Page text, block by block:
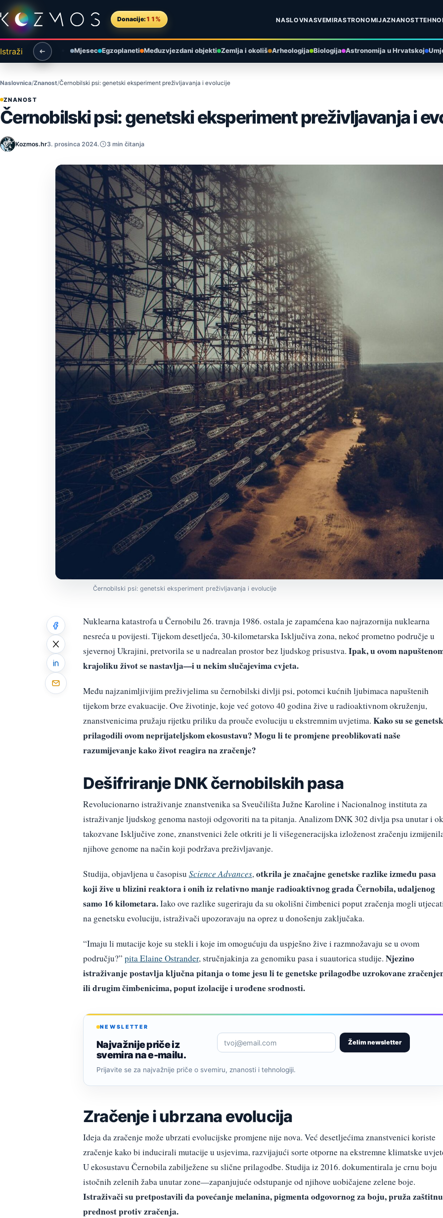
Preskoči na sadržaj
Donacije: 11% NASLOVNASVEMIRASTRONOMIJAZNANOST
Istraži Mjesec Egzoplaneti Međuzvjezdani objekti Zemlja i okoliš Arheologija Biologija Astronomija u Hrvatskoj
Naslovnica Znanost Černobilski psi: genetski eksperiment preživljavanja i evolucije
ZNANOST
Černobilski psi: genetski eksperiment preživljavanja i
Kozmos.hr3. prosinca 2024. 3 min čitanja
Černobilski psi: genetski eksperiment preživljavanja i evolucije
Nuklearna katastrofa u Černobilu 26. travnja 1986. ostala je zapamćena kao najrazornija nuklearna
nesreća u povijesti. Tijekom desetljeća, 30-kilometarska Isključiva zona, nekoć prometno područje u
sjevernoj Ukrajini, pretvorila se u nadrealan prostor bez ljudskog prisustva. Ipak, u ovom
krajoliku život se nastavlja—i u nekim slučajevima cvjeta.
Među najzanimljivijim preživjelima su černobilski divlji psi, potomci kućnih ljubimaca napuštenih
tijekom brze evakuacije. Ove životinje, koje već gotovo 40 godina žive u radioaktivnom okruženju,
znanstvenicima pružaju rijetku priliku da prouče evoluciju u ekstremnim uvjetima. Kako su se
prilagodili ovom neprijateljskom ekosustavu? Mogu li te promjene preoblikovati naše
razumijevanje kako život reagira na zračenje?
Dešifriranje DNK černobilskih pasa
Revolucionarno istraživanje znanstvenika sa Sveučilišta Južne Karoline i Nacionalnog instituta za
istraživanje ljudskog genoma nastoji odgovoriti na ta pitanja. Analizom DNK 302 divlja psa unutar i
takozvane Isključive zone, znanstvenici žele otkriti je li višegeneracijska izloženost zračenju
njihove genome na način koji podržava preživljavanje.
Studija, objavljena u časopisu Science Advances,otkrila je značajne genetske razlike između pasa
koji žive u blizini reaktora i onih iz relativno manje radioaktivnog grada Černobila, udaljenog
samo 16 kilometara.Iako ove razlike sugeriraju da su okolišni čimbenici poput zračenja mogli
na genetsku evoluciju, istraživači upozoravaju na oprez u donošenju zaključaka.
“Imaju li mutacije koje su stekli i koje im omogućuju da uspješno žive i razmnožavaju se u ovom
području?” pita Elaine Ostrander, stručnjakinja za genomiku pasa i suautorica studije. Njezino
istraživanje postavlja ključna pitanja o tome jesu li te genetske prilagodbe uzrokovane
ili drugim čimbenicima, poput izolacije i urođene srodnosti.
NEWSLETTER
Najvažnije priče iz
svemira na e-mailu.
Želim newsletter
Prijavite se za najvažnije priče o svemiru, znanosti i tehnologiji.
Zračenje i ubrzana evolucija
Ideja da zračenje može ubrzati evolucijske promjene nije nova. Već desetljećima znanstvenici koriste
zračenje kako bi inducirali mutacije u usjevima, razvijajući sorte otporne na ekstremne klimatske
U ekosustavu Černobila zabilježene su slične prilagodbe. Studija iz 2016. dokumentirala je crnu boju
istočnih zelenih žaba unutar zone—zapanjujuće odstupanje od njihove uobičajene zelene boje.
Istraživači su pretpostavili da povećanje melanina, pigmenta odgovornog za boju, pruža zaštitnu
prednost protiv zračenja.